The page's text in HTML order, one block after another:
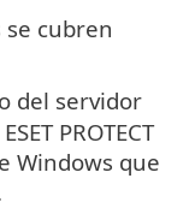
cubren
del servidor
PROTECT
Windows que